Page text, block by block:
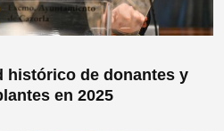
histórico de donantes y
en 2025